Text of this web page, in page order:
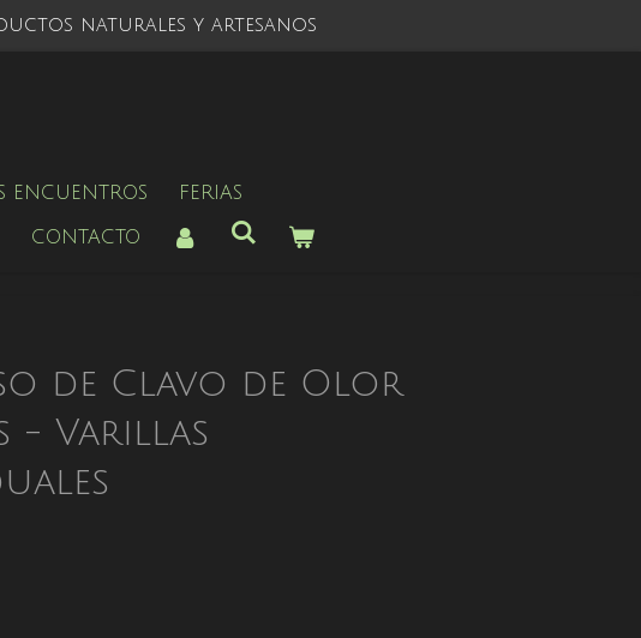
naturales y artesanos
ENCUENTROS FERIAS
CONTACTO
de Clavo de Olor
- Varillas